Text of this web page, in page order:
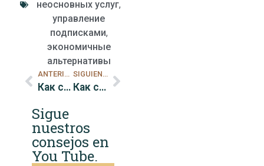
неосновных услуг,
управление
подписками,
экономичные
альтернативы
Как сэкономить деньги, обмениваясь услугами Как сэкономить деньги, готовя дома
Sigue
nuestros
consejos en
You Tube.